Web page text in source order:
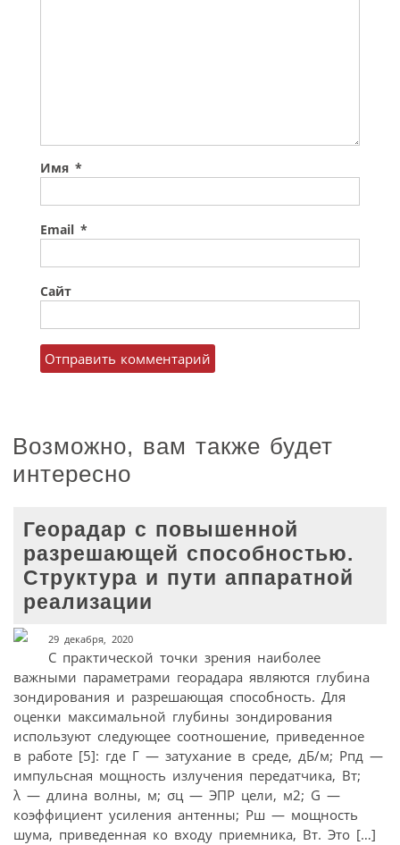
Имя *
Email *
Сайт
Возможно, вам также будет
интересно
Георадар с повышенной
разрешающей способностью.
Структура и пути аппаратной
реализации
29 декабря, 2020
С практической точки зрения наиболее
важными параметрами георадара являются глубина
зондирования и разрешающая способность. Для
оценки максимальной глубины зондирования
используют следующее соотношение, приведенное
в работе [5]: где Г — затухание в среде, дБ/м; Pпд —
импульсная мощность излучения передатчика, Вт;
λ — длина волны, м; σц — ЭПР цели, м2; G —
коэффициент усиления антенны; Pш — мощность
шума, приведенная ко входу приемника, Вт. Это […]